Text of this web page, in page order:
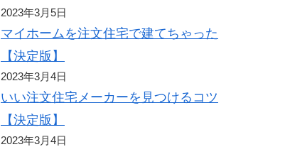
2023年3月5日
マイホームを注文住宅で建てちゃった
【決定版】
2023年3月4日
いい注文住宅メーカーを見つけるコツ
【決定版】
2023年3月4日